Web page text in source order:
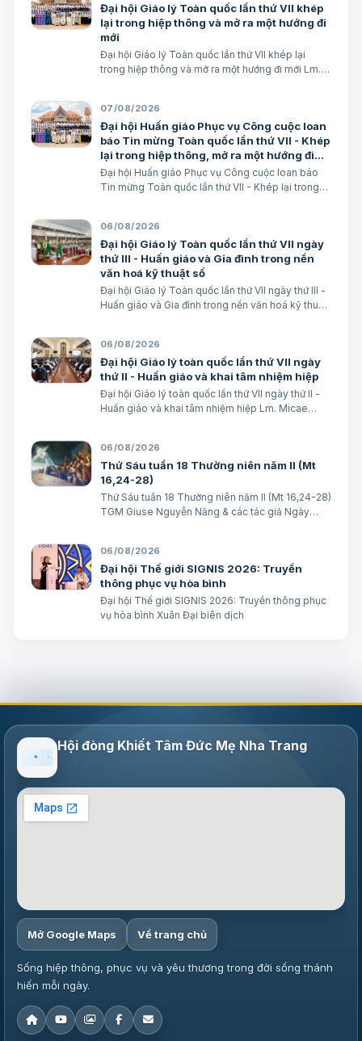
Đại hội Giáo lý Toàn quốc lần thứ VII khép
lại trong hiệp thông và mở ra một hướng đi
mới
Đại hội Giáo lý Toàn quốc lần thứ VII khép lại
trong hiệp thông và mở ra một hướng đi mới Lm.
07/08/2026
Đại hội Huấn giáo Phục vụ Công cuộc loan
báo Tin mừng Toàn quốc lần thứ VII - Khép
lại trong hiệp thông, mở ra một hướng đi
mới cho công cuộc huấn giáo Việt Nam
Đại hội Huấn giáo Phục vụ Công cuộc loan báo
Tin mừng Toàn quốc lần thứ VII - Khép lại trong
Minh
06/08/2026
Đại hội Giáo lý Toàn quốc lần thứ VII ngày
thứ III - Huấn giáo và Gia đình trong nền
văn hoá kỹ thuật số
Đại hội Giáo lý Toàn quốc lần thứ VII ngày thứ III -
Huấn giáo và Gia đình trong nền văn hoá kỹ thuật
06/08/2026
Đại hội Giáo lý toàn quốc lần thứ VII ngày
thứ II - Huấn giáo và khai tâm nhiệm hiệp
Đại hội Giáo lý toàn quốc lần thứ VII ngày thứ II -
Huấn giáo và khai tâm nhiệm hiệp Lm. Micae
06/08/2026
Thứ Sáu tuần 18 Thường niên năm II (Mt
16,24-28)
Thứ Sáu tuần 18 Thường niên năm II (Mt 16,24-28)
TGM Giuse Nguyễn Năng & các tác giả Ngày
6-7 “Khốn cho thành khát má…
06/08/2026
Đại hội Thế giới SIGNIS 2026: Truyền
thông phục vụ hòa bình
Đại hội Thế giới SIGNIS 2026: Truyền thông phục
vụ hòa bình Xuân Đại biên dịch
Hội đòng Khiết Tâm Đức Mẹ Nha Trang
Mở Google Maps Về trang chủ
Sống hiệp thông, phục vụ và yêu thương trong đời sống thánh
hiến mỗi ngày.